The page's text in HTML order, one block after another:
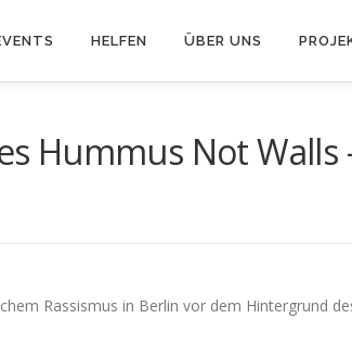
HELFEN ÜBER UNS
Hummus Not Walls
Rassismus in Berlin vor dem Hintergrund